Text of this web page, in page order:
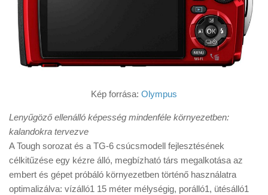
Kép forrása: Olympus
Lenyűgöző ellenálló képesség mindenféle környezetben:
kalandokra tervezve
A Tough sorozat és a TG-6 csúcsmodell fejlesztésének
célkitűzése egy kézre álló, megbízható társ megalkotása az
embert és gépet próbáló környezetben történő használatra
optimalizálva: vízálló1 15 méter mélységig, porálló1, ütésálló1